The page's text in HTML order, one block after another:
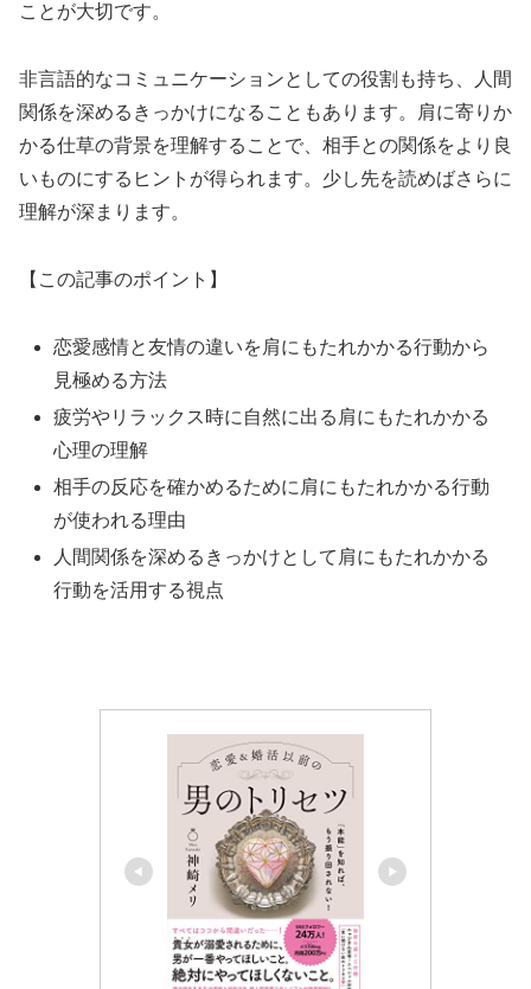
ことが大切です。
非言語的なコミュニケーションとしての役割も持ち、人間
関係を深めるきっかけになることもあります。肩に寄りか
かる仕草の背景を理解することで、相手との関係をより良
いものにするヒントが得られます。少し先を読めばさらに
理解が深まります。
【この記事のポイント】
恋愛感情と友情の違いを肩にもたれかかる行動から
見極める方法
疲労やリラックス時に自然に出る肩にもたれかかる
心理の理解
相手の反応を確かめるために肩にもたれかかる行動
が使われる理由
人間関係を深めるきっかけとして肩にもたれかかる
行動を活用する視点